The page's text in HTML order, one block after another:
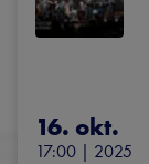
16. okt.
17:00 | 2025